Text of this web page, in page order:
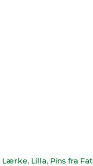
Lærke, Lilla, Pins fra